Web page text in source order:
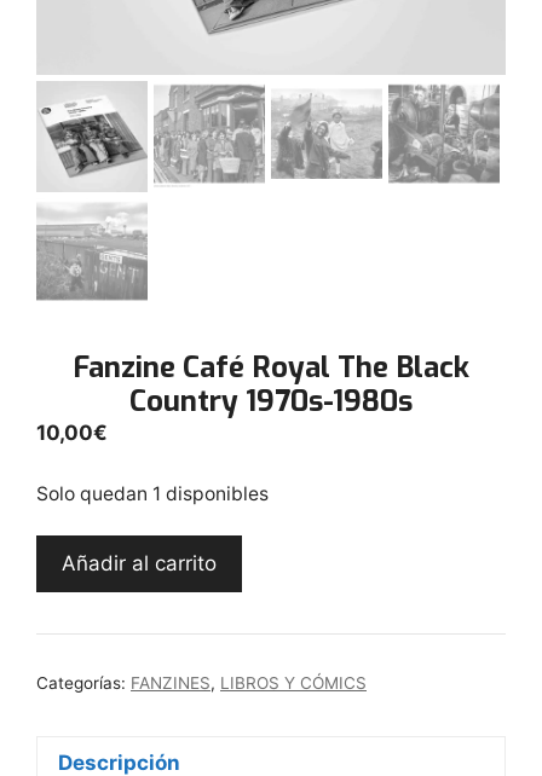
Fanzine Café Royal The Black
Country 1970s-1980s
10,00€
Solo quedan 1 disponibles
Fanzine
The
Country
1980s
Añadir al carrito
Categorías: FANZINES, LIBROS Y CÓMICS
Descripción